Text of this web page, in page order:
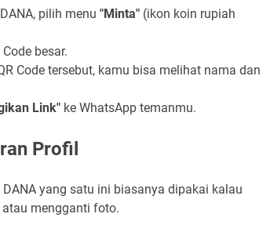
pilih menu "Minta" (ikon koin rupiah
besar.
Code tersebut, kamu bisa melihat nama dan
Link" ke WhatsApp temanmu.
Profil
yang satu ini biasanya dipakai kalau
mengganti foto.